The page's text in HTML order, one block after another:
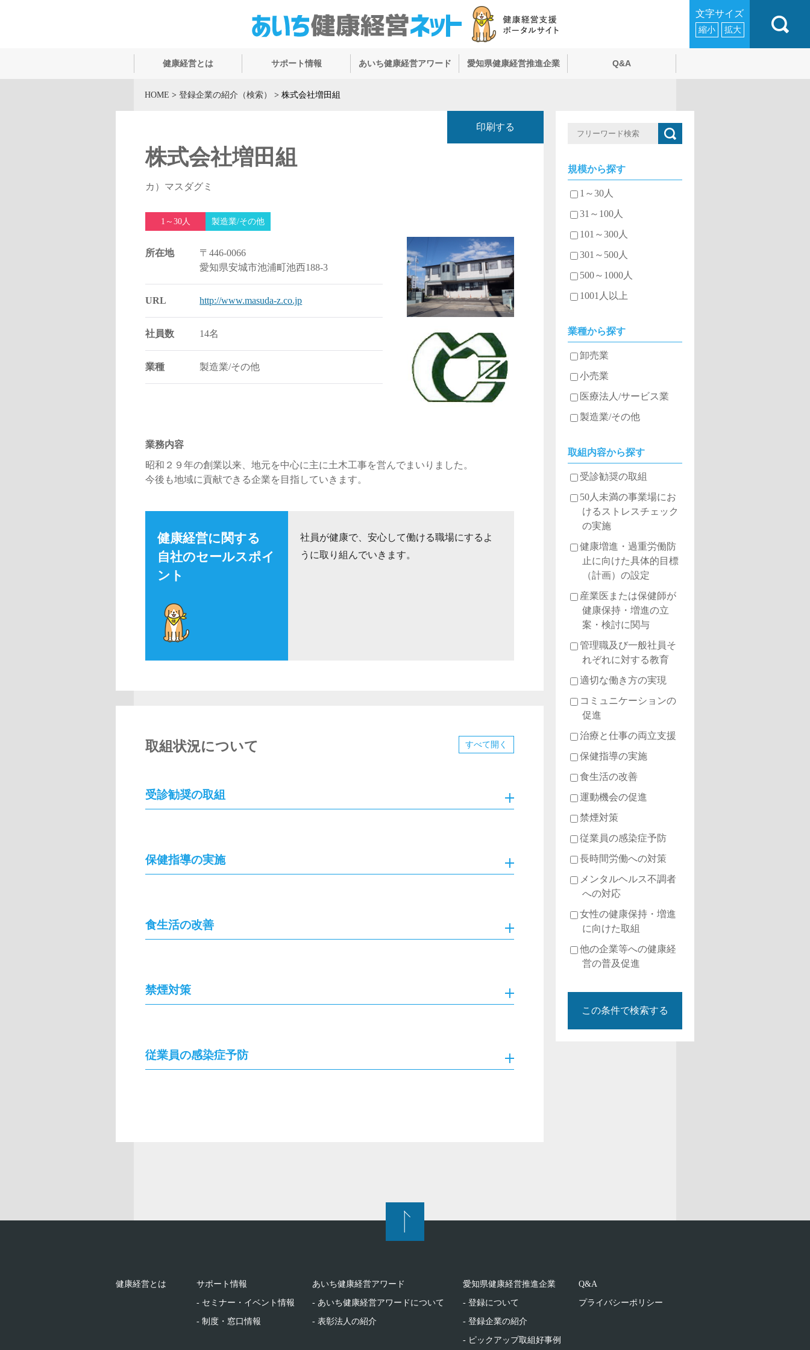
文字サイズ
縮小 拡大
健康経営とは サポート情報 あいち健康経営アワード 愛知県健康経営推進企業 Q&A
HOME > 登録企業の紹介（検索） > 株式会社増田組
印刷する
株式会社増田組
カ）マスダグミ
1～30人 製造業/その他
所在地
〒446-0066
愛知県安城市池浦町池西188-3
URL http://www.masuda-z.co.jp
社員数 14名
業種 製造業/その他
業務内容
昭和２９年の創業以来、地元を中心に主に土木工事を営んでまいりました。
今後も地域に貢献できる企業を目指していきます。
健康経営に関する
自社のセールスポイ
ント
社員が健康で、安心して働ける職場にするよ
うに取り組んでいきます。
すべて開く
取組状況について
受診勧奨の取組
保健指導の実施
食生活の改善
禁煙対策
従業員の感染症予防
規模から探す
1～30人
31～100人
101～300人
301～500人
500～1000人
1001人以上
業種から探す
卸売業
小売業
医療法人/サービス業
製造業/その他
取組内容から探す
受診勧奨の取組
50人未満の事業場にお
けるストレスチェック
の実施
健康増進・過重労働防
止に向けた具体的目標
（計画）の設定
産業医または保健師が
健康保持・増進の立
案・検討に関与
管理職及び一般社員そ
れぞれに対する教育
適切な働き方の実現
コミュニケーションの
促進
治療と仕事の両立支援
保健指導の実施
食生活の改善
運動機会の促進
禁煙対策
従業員の感染症予防
長時間労働への対策
メンタルヘルス不調者
への対応
女性の健康保持・増進
に向けた取組
他の企業等への健康経
営の普及促進
健康経営とは サポート情報
- セミナー・イベント情報
- 制度・窓口情報
あいち健康経営アワード
- あいち健康経営アワードについて
- 表彰法人の紹介
愛知県健康経営推進企業
- 登録について
- 登録企業の紹介
- ピックアップ取組好事例
Q&A
プライバシーポリシー